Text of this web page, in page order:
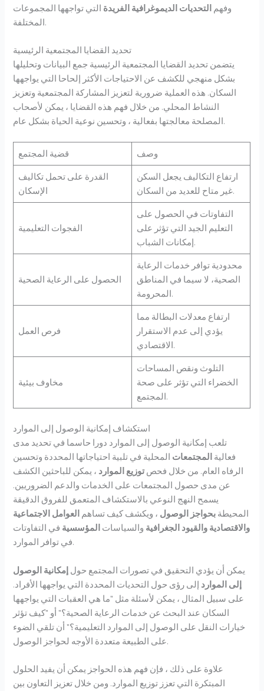
وفهم التحديات الديموغرافية الفريدة التي تواجهها المجموعات
المختلفة.
تحديد القضايا المجتمعية الرئيسية
يتضمن تحديد القضايا المجتمعية الرئيسية جمع البيانات وتحليلها
بشكل منهجي للكشف عن الاحتياجات الأكثر إلحاحا التي يواجهها
السكان. هذه العملية ضرورية لتعزيز المشاركة المجتمعية وتعزيز
النشاط المحلي. من خلال فهم هذه القضايا ، يمكن لأصحاب
المصلحة معالجتها بفعالية ، وتحسين نوعية الحياة بشكل عام.
قضية المجتمع وصف
القدرة على تحمل تكاليف
الإسكان
ارتفاع التكاليف يجعل السكن
غير متاح للعديد من السكان.
الفجوات التعليمية
التفاوتات في الحصول على
التعليم الجيد التي تؤثر على
إمكانات الشباب.
الحصول على الرعاية الصحية
محدودية توافر خدمات الرعاية
الصحية، لا سيما في المناطق
المحرومة.
فرص العمل
ارتفاع معدلات البطالة مما
يؤدي إلى عدم الاستقرار
الاقتصادي.
مخاوف بيئية
التلوث ونقص المساحات
الخضراء التي تؤثر على صحة
المجتمع.
استكشاف إمكانية الوصول إلى الموارد
تلعب إمكانية الوصول إلى الموارد دورا حاسما في تحديد مدى
فعالية المجتمعات المحلية في تلبية احتياجاتها المحددة وتحسين
الرفاه العام. من خلال فحصتوزيع الموارد ، يمكن للباحثين الكشف
عن مدى حصول المجتمعات على الخدمات والدعم الضروريين.
يسمح النهج النوعي بالاستكشاف المتعمق للفروق الدقيقة
المحيطة بحواجز الوصول ، ويكشف كيف تساهم العوامل الاجتماعية
والاقتصادية والقيود الجغرافية والسياسات المؤسسية في التفاوتات
في توافر الموارد.
يمكن أن يؤدي التحقيق في تصورات المجتمع حول إمكانية الوصول
إلى الموارد إلى رؤى حول التحديات المحددة التي يواجهها الأفراد.
على سبيل المثال ، يمكن لأسئلة مثل "ما هي العقبات التي يواجهها
السكان عند البحث عن خدمات الرعاية الصحية؟" أو "كيف تؤثر
خيارات النقل على الوصول إلى الموارد التعليمية؟" أن تلقي الضوء
على الطبيعة متعددة الأوجه لحواجز الوصول.
علاوة على ذلك ، فإن فهم هذه الحواجز يمكن أن يفيد الحلول
المبتكرة التي تعزز توزيع الموارد. ومن خلال تعزيز التعاون بين